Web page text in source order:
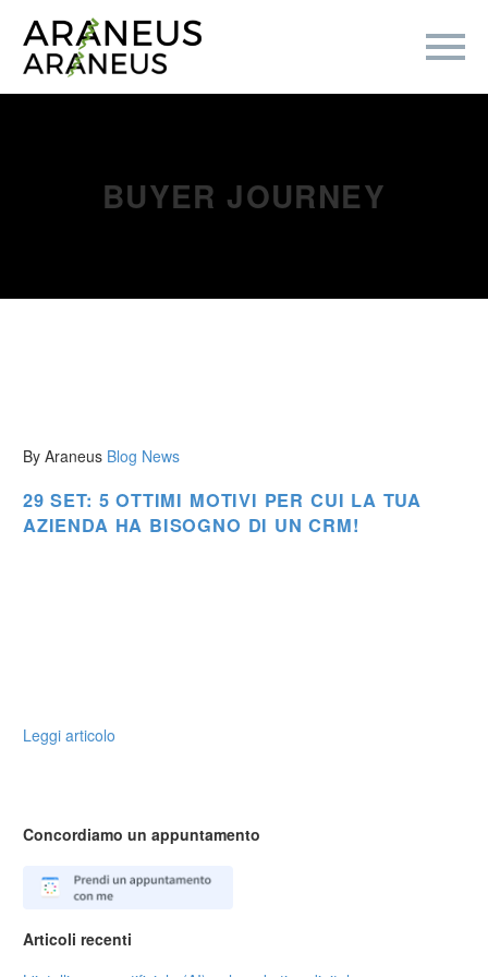
BUYER JOURNEY
By Araneus Blog News
29 SET: 5 OTTIMI MOTIVI PER CUI LA TUA
AZIENDA HA BISOGNO DI UN CRM!
Leggi articolo
Concordiamo un appuntamento
Articoli recenti